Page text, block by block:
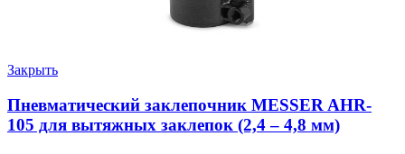
Закрыть
Пневматический заклепочник MESSER AHR-
105 для вытяжных заклепок (2,4 – 4,8 мм)